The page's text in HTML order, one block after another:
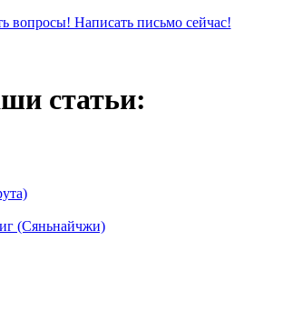
вопросы! Написать письмо сейчас!
статьи:
(Сяньнайчжи)